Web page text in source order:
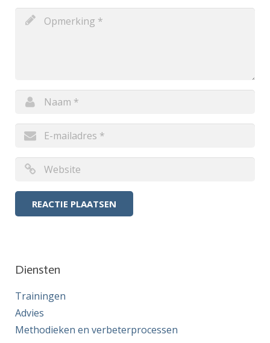
Diensten
Trainingen
Advies
Methodieken en verbeterprocessen